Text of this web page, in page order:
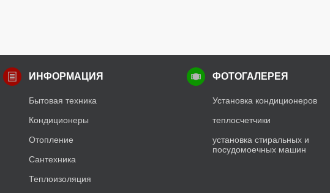
ИНФОРМАЦИЯ
Бытовая техника
Кондиционеры
Отопление
Сантехника
Теплоизоляция
ФОТОГАЛЕРЕЯ
Установка кондиционеров
теплосчетчики
установка стиральных и
посудомоечных машин